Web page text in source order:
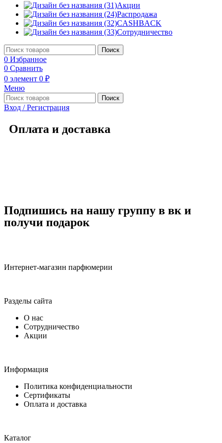
Акции
Распродажа
CASHBACK
Сотрудничество
Поиск
0 Избранное
0 Сравнить
0 элемент 0 ₽
Меню
Поиск
Вход / Регистрация
Оплата и доставка
Подпишись на нашу группу в вк и
получи подарок
Интернет-магазин парфюмерии
Разделы сайта
О нас
Сотрудничество
Акции
Информация
Политика конфиденциальности
Сертификаты
Оплата и доставка
Каталог